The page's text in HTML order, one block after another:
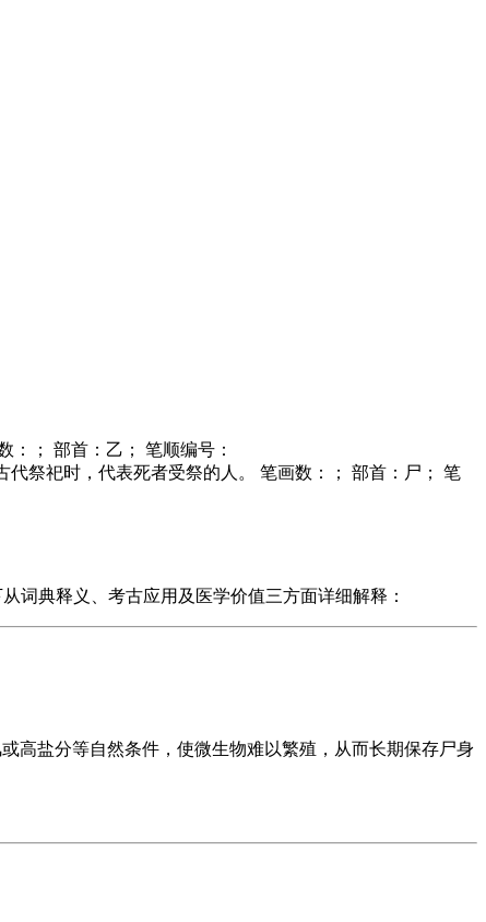
：； 部首：乙； 笔顺编号：
祭祀时，代表死者受祭的人。 笔画数：； 部首：尸； 笔
词典释义、考古应用及医学价值三方面详细解释：
高盐分等自然条件，使微生物难以繁殖，从而长期保存尸身